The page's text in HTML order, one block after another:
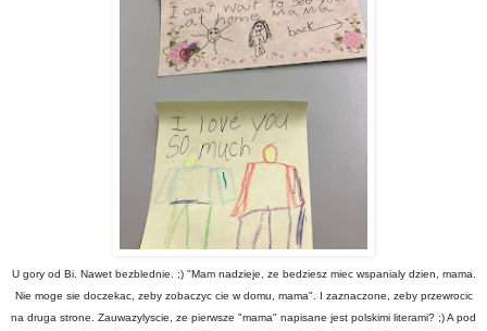
U gory od Bi. Nawet bezblednie. ;) "Mam nadzieje, ze bedziesz miec wspanialy dzien, mama.
Nie moge sie doczekac, zeby zobaczyc cie w domu, mama". I zaznaczone, zeby przewrocic
na druga strone. Zauwazylyscie, ze pierwsze "mama" napisane jest polskimi literami? ;) A pod